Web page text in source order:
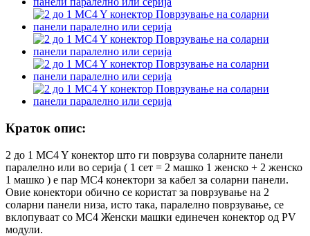
Краток опис:
2 до 1 MC4 Y конектор што ги поврзува соларните панели
паралелно или во серија ( 1 сет = 2 машко 1 женско + 2 женско
1 машко ) е пар MC4 конектори за кабел за соларни панели.
Овие конектори обично се користат за поврзување на 2
соларни панели низа, исто така, паралелно поврзување, се
вклопуваат со MC4 Женски машки единечен конектор од PV
модули.